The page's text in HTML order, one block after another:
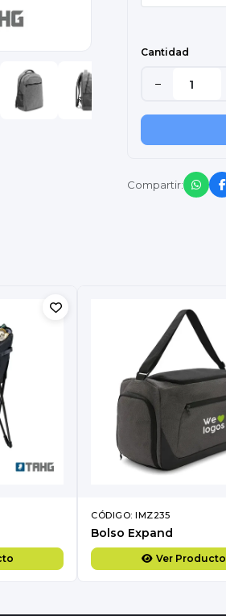
Cantidad
−
Compartir:
CÓDIGO: IMZ235
Bolso Expand
Ver Producto